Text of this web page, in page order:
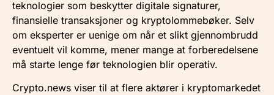
teknologier som beskytter digitale signaturer,
finansielle transaksjoner og kryptolommebøker. Selv
om eksperter er uenige om når et slikt gjennombrudd
eventuelt vil komme, mener mange at forberedelsene
må starte lenge før teknologien blir operativ.
Crypto.news viser til at flere aktører i kryptomarkedet